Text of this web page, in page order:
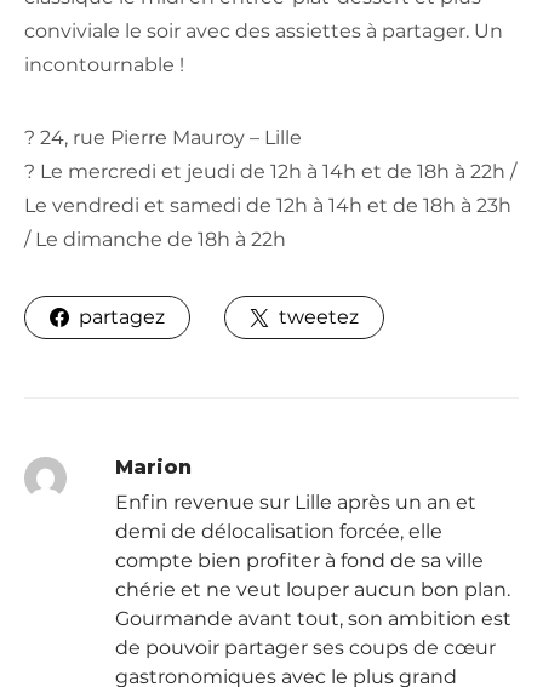
conviviale le soir avec des assiettes à partager. Un
incontournable !
? 24, rue Pierre Mauroy – Lille
? Le mercredi et jeudi de 12h à 14h et de 18h à 22h /
Le vendredi et samedi de 12h à 14h et de 18h à 23h
/ Le dimanche de 18h à 22h
partagez tweetez
Marion
Enfin revenue sur Lille après un an et
demi de délocalisation forcée, elle
compte bien profiter à fond de sa ville
chérie et ne veut louper aucun bon plan.
Gourmande avant tout, son ambition est
de pouvoir partager ses coups de cœur
gastronomiques avec le plus grand